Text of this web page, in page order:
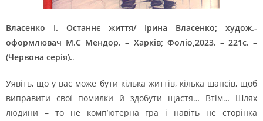
Власенко І. Останнє життя/ Ірина Власенко; худож.-
оформлювач М.С Мендор. – Харків; Фоліо,2023. – 221с. –
(Червона серія)..
Уявіть, що у вас може бути кілька життів, кілька шансів, щоб
виправити свої помилки й здобути щастя… Втім… Шлях
людини – то не комп’ютерна гра і навіть не сторінка